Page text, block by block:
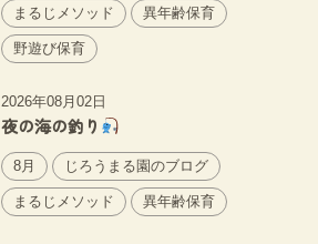
まるじメソッド 異年齢保育
野遊び保育
2026年08月02日
夜の海の釣り
8月 じろうまる園のブログ
まるじメソッド 異年齢保育